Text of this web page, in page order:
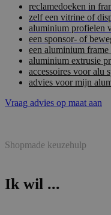
reclamedoeken in
zelf een vitrine of
aluminium profielen
een sponsor- of
een aluminium frame
aluminium extrusie
accessoires voor alu
advies voor mijn
Vraag advies op maat aan
Shopmade keuzehulp
Ik wil ...